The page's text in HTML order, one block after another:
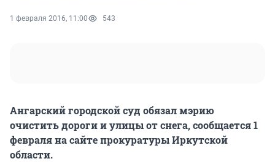
1 февраля 2016, 11:00 543
Ангарский городской суд обязал мэрию
очистить дороги и улицы от снега, сообщается 1
февраля на сайте прокуратуры Иркутской
области.